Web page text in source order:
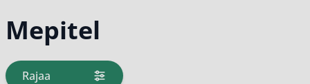
Mepitel
Rajaa